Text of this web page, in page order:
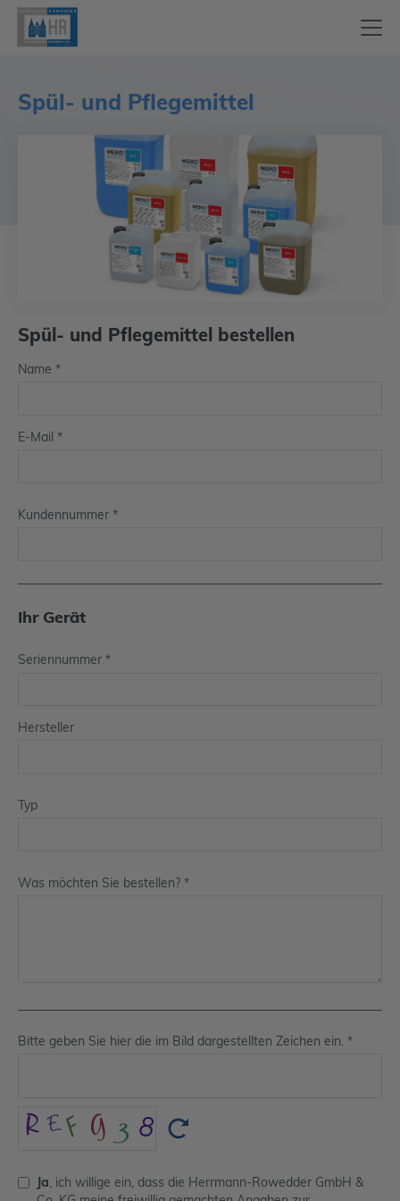
Spül- und Pflegemittel
Spül- und Pflegemittel bestellen
Name *
E-Mail *
Kundennummer *
Ihr Gerät
Seriennummer *
Hersteller
Typ
Was möchten Sie bestellen? *
Bitte geben Sie hier die im Bild dargestellten Zeichen ein. *
Ja, ich willige ein, dass die Herrmann-Rowedder GmbH &